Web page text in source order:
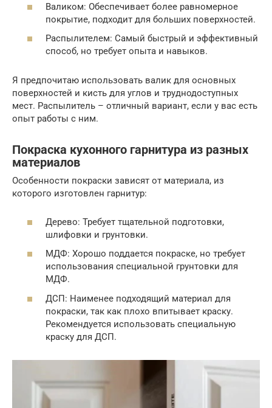
Валиком: Обеспечивает более равномерное
покрытие, подходит для больших поверхностей.
Распылителем: Самый быстрый и эффективный
способ, но требует опыта и навыков.
Я предпочитаю использовать валик для основных
поверхностей и кисть для углов и труднодоступных
мест. Распылитель – отличный вариант, если у вас есть
опыт работы с ним.
Покраска кухонного гарнитура из разных
материалов
Особенности покраски зависят от материала, из
которого изготовлен гарнитур:
Дерево: Требует тщательной подготовки,
шлифовки и грунтовки.
МДФ: Хорошо поддается покраске, но требует
использования специальной грунтовки для
МДФ.
ДСП: Наименее подходящий материал для
покраски, так как плохо впитывает краску.
Рекомендуется использовать специальную
краску для ДСП.